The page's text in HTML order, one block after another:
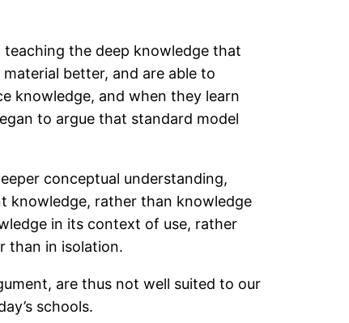
the deep knowledge that
better, and are able to
knowledge, and when they learn
to argue that standard model
conceptual understanding,
knowledge, rather than knowledge
in its context of use, rather
than in isolation.
are thus not well suited to our
schools.